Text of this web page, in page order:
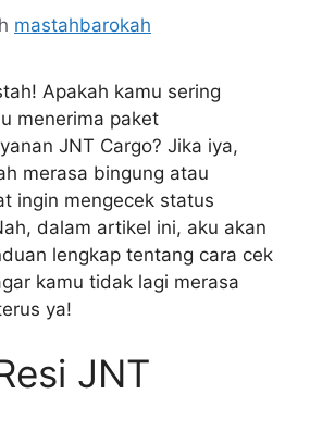
mastahbarokah
Apakah kamu sering
menerima paket
JNT Cargo? Jika iya,
merasa bingung atau
ingin mengecek status
dalam artikel ini, aku akan
lengkap tentang cara cek
kamu tidak lagi merasa
ya!
JNT